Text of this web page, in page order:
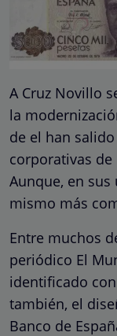
A Cruz Novillo
la
de el han
corporativas
Aunque, en
mismo más
Entre muchos
periódico El
identificado
también, el
Banco de